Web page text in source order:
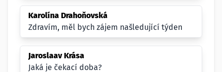
Karolína Drahoňovská
Zdravím, měl bych zájem našledující týden
Jaroslaav Krása
Jaká je čekací doba?